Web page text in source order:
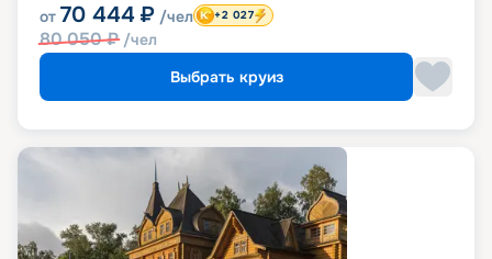
от 70 444 ₽ /чел
80 050₽ /чел
+2 027
Выбрать круиз